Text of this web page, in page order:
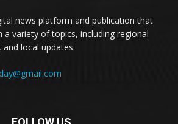
news platform and publication that
a variety of topics, including regional
local updates.